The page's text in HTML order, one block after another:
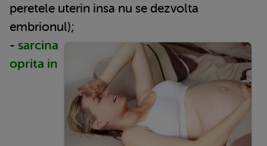
peretele uterin insa nu se dezvolta
embrionul);
- sarcina
oprita in